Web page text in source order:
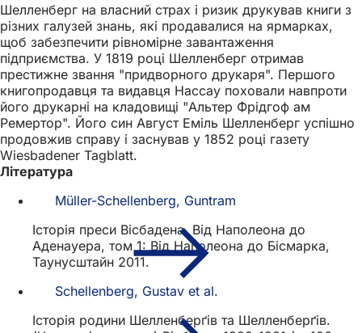
Шелленберг на власний страх і ризик друкував книги з
різних галузей знань, які продавалися на ярмарках,
щоб забезпечити рівномірне завантаження
підприємства. У 1819 році Шелленберг отримав
престижне звання "придворного друкаря". Першого
книгопродавця та видавця Нассау поховали навпроти
його друкарні на кладовищі "Альтер Фрідгоф ам
Ремертор". Його син Август Еміль Шелленберг успішно
продовжив справу і заснував у 1852 році газету
Wiesbadener Tagblatt.
Література
Müller-Schellenberg, Guntram
Історія преси Вісбадена. Від Наполеона до
Аденауера, том 1: Від Наполеона до Бісмарка,
Таунусштайн 2011.
Schellenberg, Gustav et al.
Історія родини Шелленберґів та Шелленберґів.